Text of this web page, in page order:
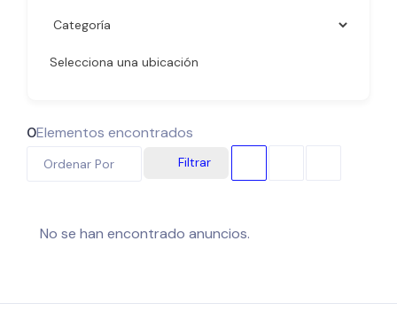
Selecciona una ubicación
0Elementos encontrados
Filtrar
Ordenar Por
No se han encontrado anuncios.